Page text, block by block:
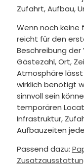
Zufahrt, Aufbau,
Wenn noch keine
reicht für den
Beschreibung der
Gästezahl, Ort,
Atmosphäre
wirklich benötigt
sinnvoll sein
temporären
Infrastruktur,
Aufbauzeiten
Passend dazu: